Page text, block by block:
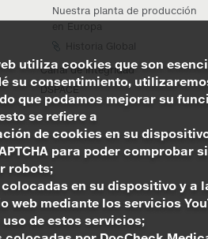
Nuestra planta de producción
en Europa
Historia Global
Canal de Integridad
DSPACE
utiliza cookies que son
su consentimiento,
que podamos mejorar su
se refiere a
de cookies en su
para poder
robots;
en su dispositivo y a
web mediante los servicios
de estos servicios;